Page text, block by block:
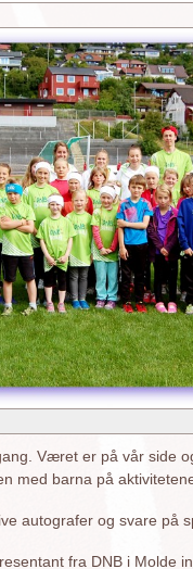
Været er på vår side
med barna på
autografer og svare på
fra DNB i Molde